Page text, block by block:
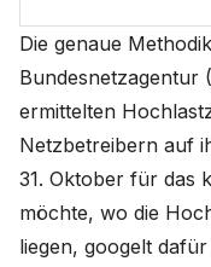
Die genaue
Bundesnetzagentur
ermittelten
Netzbetreibern auf
31. Oktober für das
möchte, wo die
liegen, googelt